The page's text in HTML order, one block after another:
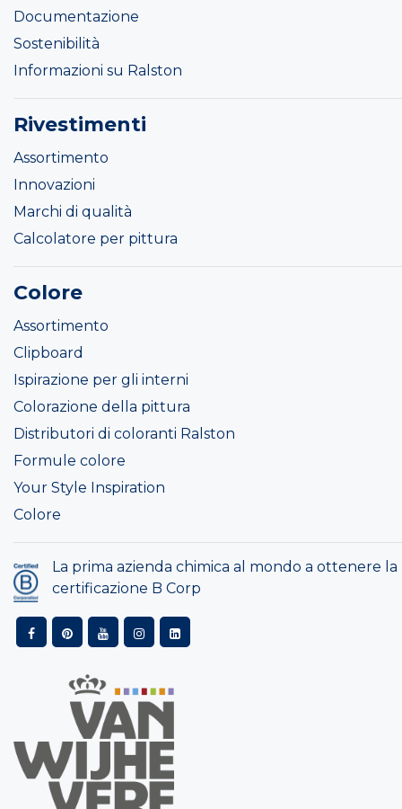
Documentazione
Sostenibilità
Informazioni su Ralston
Rivestimenti
Assortimento
Innovazioni
Marchi di qualità
Calcolatore per pittura
Colore
Assortimento
Clipboard
Ispirazione per gli interni
Colorazione della pittura
Distributori di coloranti Ralston
Formule colore
Your Style Inspiration
Colore
La prima azienda chimica al mondo a ottenere la
certificazione B Corp